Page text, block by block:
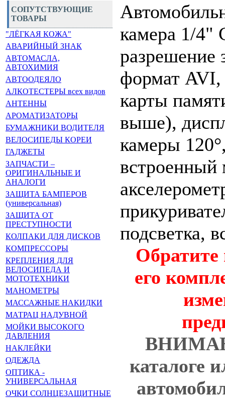
СОПУТСТВУЮЩИЕ
ТОВАРЫ
"ЛЁГКАЯ КОЖА"
АВАРИЙНЫЙ ЗНАК
АВТОМАСЛА,
АВТОХИМИЯ
АВТООДЕЯЛО
АЛКОТЕСТЕРЫ всех видов
АНТЕННЫ
АРОМАТИЗАТОРЫ
БУМАЖНИКИ ВОДИТЕЛЯ
ВЕЛОСИПЕДЫ КОРЕИ
ГАДЖЕТЫ
ЗАПЧАСТИ –
ОРИГИНАЛЬНЫЕ И
АНАЛОГИ
ЗАЩИТА БАМПЕРОВ
(универсальная)
ЗАЩИТА ОТ
ПРЕСТУПНОСТИ
КОЛПАКИ ДЛЯ ДИСКОВ
КОМПРЕССОРЫ
КРЕПЛЕНИЯ ДЛЯ
ВЕЛОСИПЕДА И
МОТОТЕХНИКИ
МАНОМЕТРЫ
МАССАЖНЫЕ НАКИДКИ
МАТРАЦ НАДУВНОЙ
МОЙКИ ВЫСОКОГО
ДАВЛЕНИЯ
НАКЛЕЙКИ
ОДЕЖДА
ОПТИКА -
УНИВЕРСАЛЬНАЯ
ОЧКИ СОЛНЦЕЗАЩИТНЫЕ
камера 1/4"
разрешение
формат AVI,
карты
выше),
камеры
встроенный
подсветка,
его
каталоге